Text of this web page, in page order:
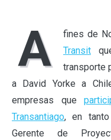
A fines de
Transit
transporte
a David Yorke a
empresas que
Transantiago, en
Gerente de